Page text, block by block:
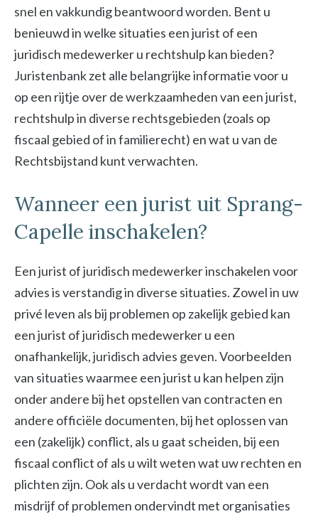
snel en vakkundig beantwoord worden. Bent u
benieuwd in welke situaties een jurist of een
juridisch medewerker u rechtshulp kan bieden?
Juristenbank zet alle belangrijke informatie voor u
op een rijtje over de werkzaamheden van een jurist,
rechtshulp in diverse rechtsgebieden (zoals op
fiscaal gebied of in familierecht) en wat u van de
Rechtsbijstand kunt verwachten.
Wanneer een jurist uit Sprang-
Capelle inschakelen?
Een jurist of juridisch medewerker inschakelen voor
advies is verstandig in diverse situaties. Zowel in uw
privé leven als bij problemen op zakelijk gebied kan
een jurist of juridisch medewerker u een
onafhankelijk, juridisch advies geven. Voorbeelden
van situaties waarmee een jurist u kan helpen zijn
onder andere bij het opstellen van contracten en
andere officiële documenten, bij het oplossen van
een (zakelijk) conflict, als u gaat scheiden, bij een
fiscaal conflict of als u wilt weten wat uw rechten en
plichten zijn. Ook als u verdacht wordt van een
misdrijf of problemen ondervindt met organisaties